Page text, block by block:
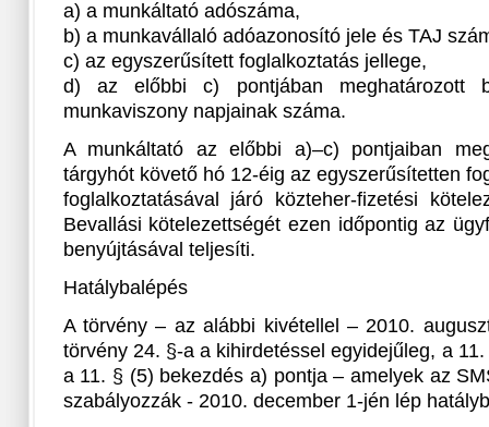
a) a munkáltató adószáma,
b) a munkavállaló adóazonosító jele és TAJ
c) az egyszerűsített foglalkoztatás jellege,
d) az előbbi c) pontjában meghatározott
munkaviszony napjainak száma.
A munkáltató az előbbi a)–c) pontjaiban
tárgyhót követő hó 12-éig az egyszerűsítetten
foglalkoztatásával járó közteher-fizetési
Bevallási kötelezettségét ezen időpontig az
benyújtásával teljesíti.
Hatálybalépés
A törvény – az alábbi kivétellel – 2010.
törvény 24. §-a a kihirdetéssel egyidejűleg, a
a 11. § (5) bekezdés a) pontja – amelyek az
szabályozzák - 2010. december 1-jén lép